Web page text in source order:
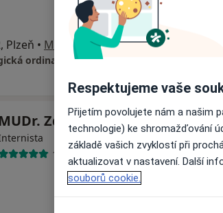
Plzeň • Mapa
ordinace
MUDr. Zdeněk Pavlis
14 názorů
8
Respektujeme vaše
Přijetím povolujete nám a našim
technologie) ke shromažďování
základě vašich zvyklostí při
aktualizovat v nastavení. Další
souborů cookie.